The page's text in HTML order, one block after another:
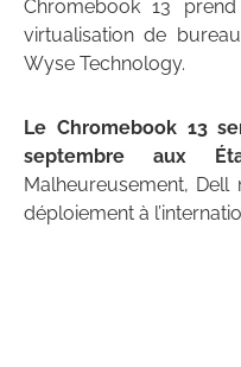
Chromebook 13
virtualisation de
Wyse Technology.
Le Chromebook 13
septembre aux
Malheureusement, Dell
déploiement à